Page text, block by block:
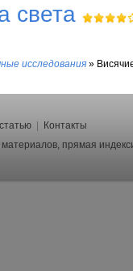
света
исследования »
Контакты
прямая